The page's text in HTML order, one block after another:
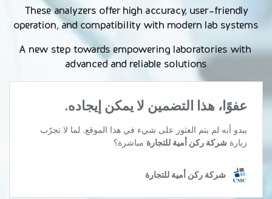
These analyzers offer high accuracy, user-friendly
operation, and compatibility with modern lab systems
A new step towards empowering laboratories with
advanced and reliable solutions